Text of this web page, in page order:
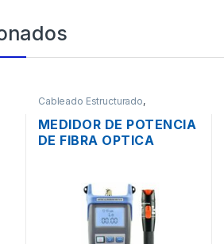
Cableado Estructurado,
MEDIDOR DE POTENCIA
DE FIBRA OPTICA
DE FALLAS DE FIBRA
OPTICA CVF-2201
SM/MM 2.5/1.25MM
10MW HASTA 10KM